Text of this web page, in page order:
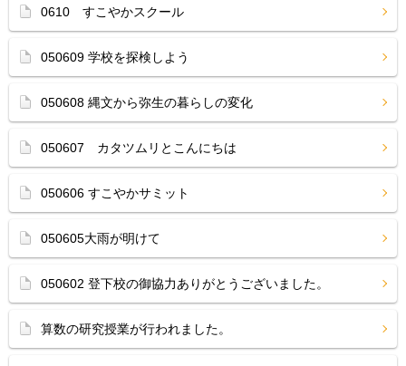
0610 すこやかスクール
050609 学校を探検しよう
050608 縄文から弥生の暮らしの変化
050607 カタツムリとこんにちは
050606 すこやかサミット
050605大雨が明けて
050602 登下校の御協力ありがとうございました。
算数の研究授業が行われました。